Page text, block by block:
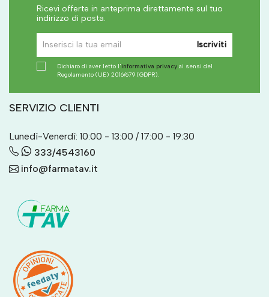
Ricevi offerte in anteprima direttamente sul tuo
indirizzo di posta.
Iscriviti
Dichiaro di aver letto l'informativa privacy ai sensi del
Regolamento (UE) 2016/679 (GDPR).
SERVIZIO CLIENTI
Lunedì-Venerdì: 10:00 - 13:00 / 17:00 - 19:30
333/4543160
info@farmatav.it